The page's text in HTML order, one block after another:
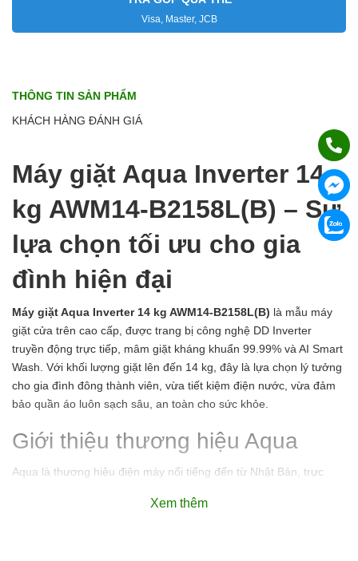
Visa, Master, JCB
THÔNG TIN SẢN PHẨM
KHÁCH HÀNG ĐÁNH GIÁ
Máy giặt Aqua Inverter 14
kg AWM14-B2158L(B) – Sự
lựa chọn tối ưu cho gia
đình hiện đại
Máy giặt Aqua Inverter 14 kg AWM14-B2158L(B) là mẫu máy
giặt cửa trên cao cấp, được trang bị công nghệ DD Inverter
truyền động trực tiếp, mâm giặt kháng khuẩn 99.99% và AI Smart
Wash. Với khối lượng giặt lên đến 14 kg, đây là lựa chọn lý tưởng
cho gia đình đông thành viên, vừa tiết kiệm điện nước, vừa đảm
bảo quần áo luôn sạch sâu, an toàn cho sức khỏe.
Giới thiệu thương hiệu Aqua
Aqua là thương hiệu điện máy nổi tiếng đến từ Nhật Bản, trực
dụng hàng đầu thế giới. Aqua luôn hướng đến triết lý “Công nghệ
Xem thêm